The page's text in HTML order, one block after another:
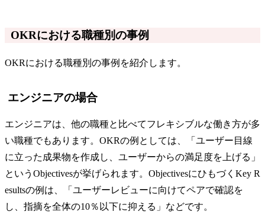
OKRにおける職種別の事例
OKRにおける職種別の事例を紹介します。
エンジニアの場合
エンジニアは、他の職種と比べてフレキシブルな働き方が多
い職種でもあります。OKRの例としては、「ユーザー目線
に立った成果物を作成し、ユーザーからの満足度を上げる」
というObjectivesが挙げられます。ObjectivesにひもづくKey R
esultsの例は、「ユーザーレビューに向けてペアで確認を
し、指摘を全体の10％以下に抑える」などです。